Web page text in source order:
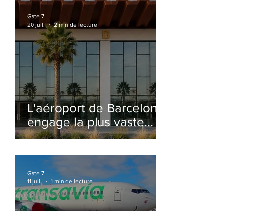
L'aéroport de Barcelone
engage la plus vaste
rénovation de son
ouverture
Gate 7
20 juil.
2 min de lecture
Gate 7
11 juil.
1 min de lecture